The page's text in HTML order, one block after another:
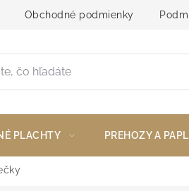
Obchodné podmienky
PLACHTY PREHOZY A